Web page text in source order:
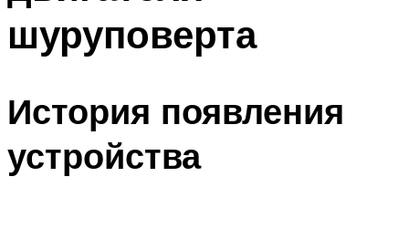
шуруповерта
История появления
устройства